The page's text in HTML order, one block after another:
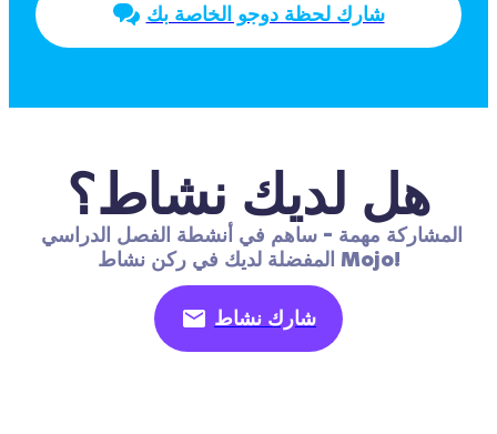
شارك لحظة دوجو الخاصة بك
هل لديك نشاط؟
المفضلة لديك في ركن نشاط Mojo!
شارك نشاط